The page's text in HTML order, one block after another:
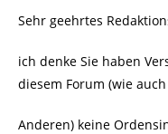
Sehr geehrtes
ich denke Sie haben
diesem Forum (wie
Anderen) keine